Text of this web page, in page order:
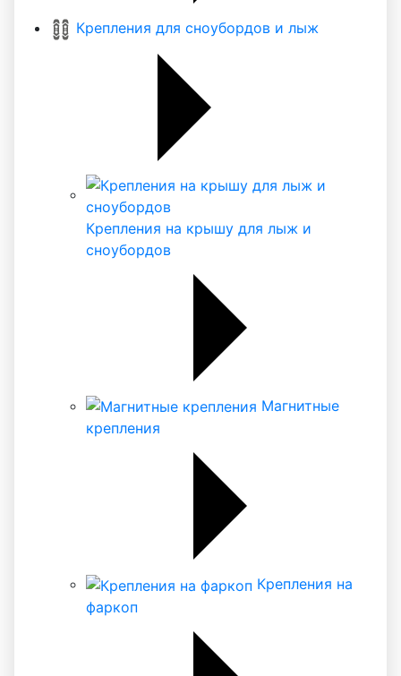
Крепления для сноубордов и лыж
Крепления на крышу для лыж и
сноубордов
Магнитные
крепления
Крепления на
фаркоп